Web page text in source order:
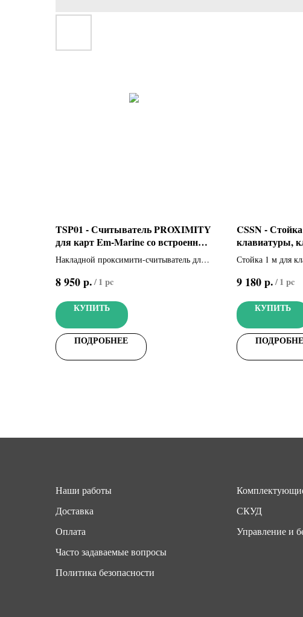
TSP01 - Считыватель PROXIMITY
для карт Em-Marine со встроенным
контроллером (001TSP01)
Накладной проксимити-считыватель для
8 950р./1 pc
КУПИТЬ
ПОДРОБНЕЕ
CSSN -
клавиатуры,
считывателя
Стойка 1 м для
9 180р./1 pc
КУПИТЬ
Наши работы
Доставка
Оплата
Часто задаваемые вопросы
Политика безопасности
СКУД
Управление и